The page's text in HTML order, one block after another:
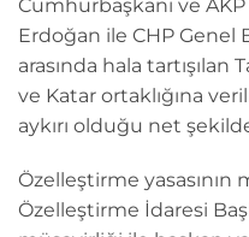
Cumhurbaşkanı ve
Erdoğan ile CHP Genel
arasında hala tartışılan
ve Katar ortaklığına
aykırı olduğu net
Özelleştirme yasasının
Özelleştirme İdaresi